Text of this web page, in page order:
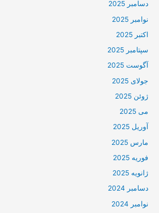
دسامبر 2025
نوامبر 2025
اکتبر 2025
سپتامبر 2025
آگوست 2025
جولای 2025
ژوئن 2025
می 2025
آوریل 2025
مارس 2025
فوریه 2025
ژانویه 2025
دسامبر 2024
نوامبر 2024